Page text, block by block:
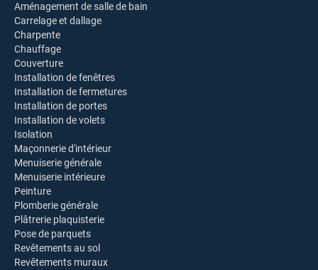
Aménagement de salle de bain
Carrelage et dallage
Charpente
Chauffage
Couverture
Installation de fenêtres
Installation de fermetures
Installation de portes
Installation de volets
Isolation
Maçonnerie d'intérieur
Menuiserie générale
Menuiserie intérieure
Peinture
Plomberie générale
Plâtrerie plaquisterie
Pose de parquets
Revêtements au sol
Revêtements muraux